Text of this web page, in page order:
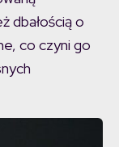
dbałością o
co czyni go